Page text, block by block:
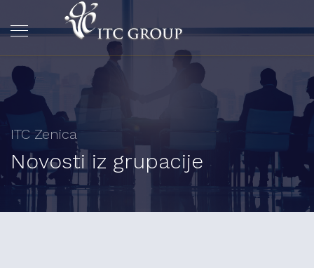
ITC Zenica
Novosti iz grupacije